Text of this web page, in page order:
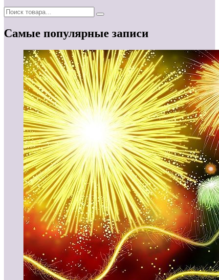
Самые популярные записи